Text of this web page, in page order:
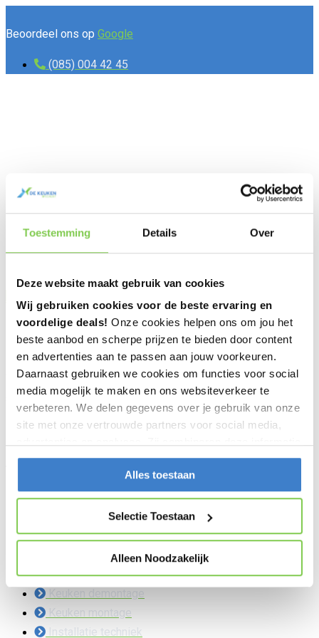
Toestemming Details Over
Deze website maakt gebruik van cookies
Wij gebruiken cookies voor de beste ervaring en
voordelige deals! Onze cookies helpen ons om jou het
beste aanbod en scherpe prijzen te bieden door content
en advertenties aan te passen aan jouw voorkeuren.
Daarnaast gebruiken we cookies om functies voor social
media mogelijk te maken en ons websiteverkeer te
verbeteren. We delen gegevens over je gebruik van onze
site met onze vertrouwde partners voor social media,
met andere gegevens om jou een nog betere,
gepersonaliseerde ervaring te bieden.
Alles toestaan
Selectie Toestaan
Alleen Noodzakelijk
naar
inhoud
Beoordeel ons op Google
(085) 004 42 45
Hello world!
Welcome to WordPress. This is your first post. Edit or delete it, then
start writing!
Geef een reactie
Je moet
(085) 004 42 45
keukenverhuizen@gmail.com
Keuken transport
Keuken demontage
Keuken montage
Installatie techniek